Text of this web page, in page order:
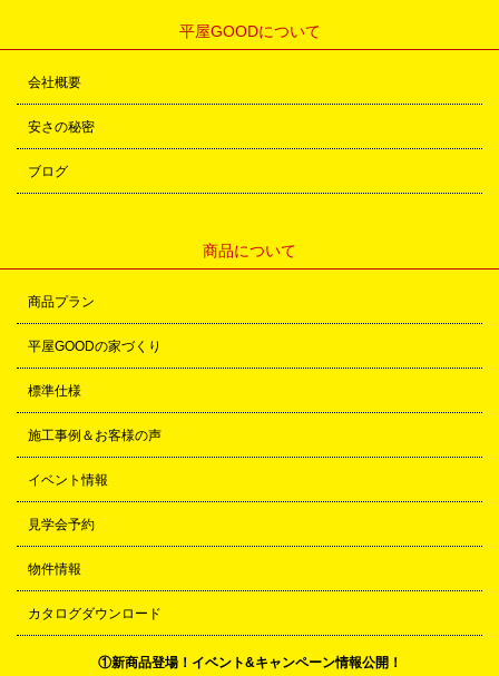
平屋GOODについて
会社概要
安さの秘密
ブログ
商品について
商品プラン
平屋GOODの家づくり
標準仕様
施工事例＆お客様の声
イベント情報
見学会予約
物件情報
カタログダウンロード
①新商品登場！イベント&キャンペーン情報公開！